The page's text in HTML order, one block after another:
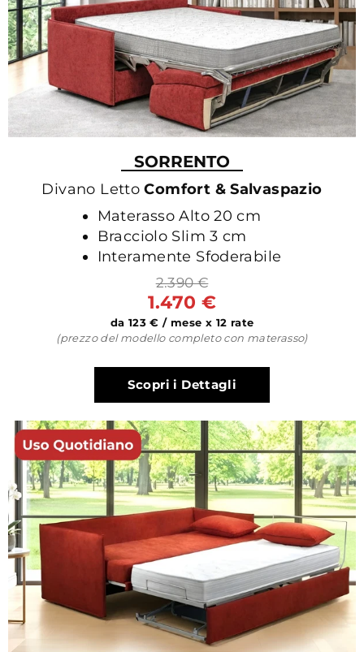
SORRENTO
Divano LettoComfort & Salvaspazio
Materasso Alto 20 cm
Bracciolo Slim 3 cm
Interamente Sfoderabile
2.390 €
1.470 €
da 123 € / mese x 12 rate
(prezzo del modello completo con materasso)
Scopri i Dettagli